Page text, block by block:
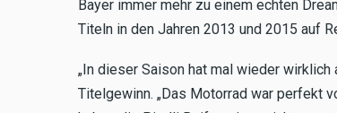
Bayer immer mehr zu einem echten
Titeln in den Jahren 2013 und 2015 auf
„In dieser Saison hat mal wieder
Titelgewinn. „Das Motorrad war perfekt